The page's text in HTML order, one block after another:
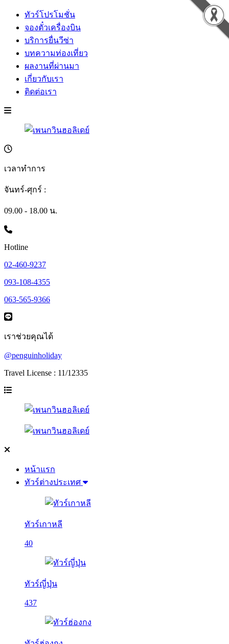
ทัวร์โปรโมชั่น
จองตั๋วเครื่องบิน
บริการยื่นวีซ่า
บทความท่องเที่ยว
ผลงานที่ผ่านมา
เกี่ยวกับเรา
ติดต่อเรา
เวลาทำการ
จันทร์-ศุกร์ :
09.00 - 18.00 น.
Hotline
02-460-9237
093-108-4355
063-565-9366
เราช่วยคุณได้
@penguinholiday
Travel License : 11/12335
หน้าแรก
ทัวร์ต่างประเทศ
ทัวร์เกาหลี
40
ทัวร์ญี่ปุ่น
437